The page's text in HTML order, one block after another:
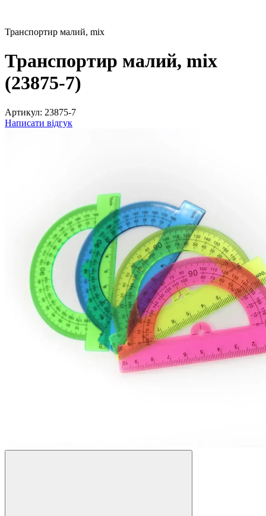
Транспортир малий, mix
Транспортир малий, mix
(23875-7)
Артикул: 23875-7
Написати відгук